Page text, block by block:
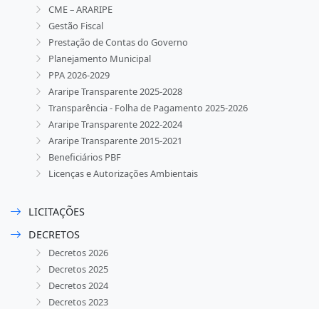
CME – ARARIPE
Gestão Fiscal
Prestação de Contas do Governo
Planejamento Municipal
PPA 2026-2029
Araripe Transparente 2025-2028
Transparência - Folha de Pagamento 2025-2026
Araripe Transparente 2022-2024
Araripe Transparente 2015-2021
Beneficiários PBF
Licenças e Autorizações Ambientais
LICITAÇÕES
DECRETOS
Decretos 2026
Decretos 2025
Decretos 2024
Decretos 2023